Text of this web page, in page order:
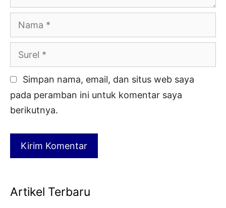
Nama
Surel
Simpan nama, email, dan situs web saya
pada peramban ini untuk komentar saya
berikutnya.
Artikel Terbaru